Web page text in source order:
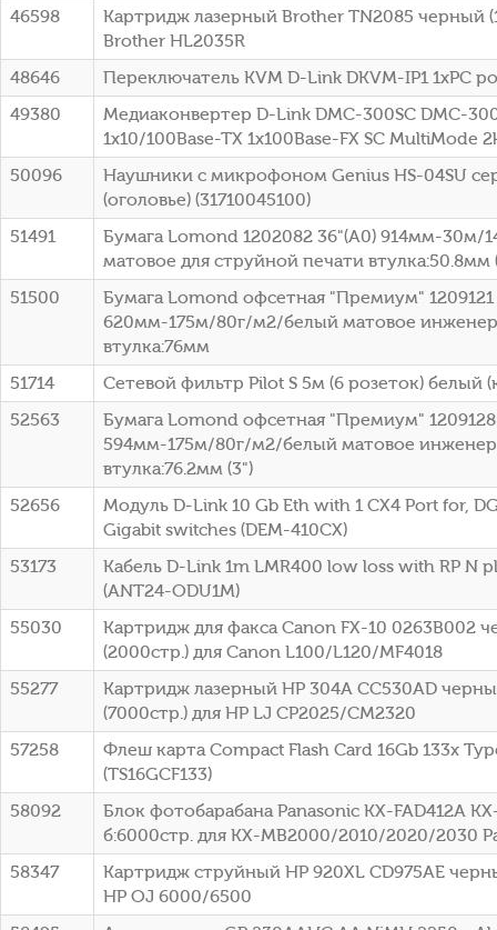
46598
Картридж лазерный Brother TN2085 черный
Brother HL2035R
48646
Переключатель KVM D-Link DKVM-IP1 1xPC
49380
Медиаконвертер D-Link DMC-300SC DMC-
1x10/100Base-TX 1x100Base-FX SC MultiMode
50096
Наушники с микрофоном Genius HS-04SU
(оголовье) (31710045100)
51491
Бумага Lomond 1202082 36"(A0) 914мм-30м/
матовое для струйной печати втулка:50.8мм
51500
Бумага Lomond офсетная "Премиум" 1209121
620мм-175м/80г/м2/белый матовое
втулка:76мм
51714
Сетевой фильтр Pilot S 5м (6 розеток) белый
52563
Бумага Lomond офсетная "Премиум" 1209128
594мм-175м/80г/м2/белый матовое
втулка:76.2мм (3")
52656
Модуль D-Link 10 Gb Eth with 1 CX4 Port for,
Gigabit switches (DEM-410CX)
53173
Кабель D-Link 1m LMR400 low loss with RP N
(ANT24-ODU1M)
55030
Картридж для факса Canon FX-10 0263B002
(2000стр.) для Canon L100/L120/MF4018
55277
Картридж лазерный HP 304A CC530AD
(7000стр.) для HP LJ CP2025/CM2320
57258
Флеш карта Compact Flash Card 16Gb 133x
(TS16GCF133)
58092
Блок фотобарабана Panasonic KX-FAD412A
б:6000стр. для KX-MB2000/2010/2020/2030
58347
Картридж струйный HP 920XL CD975AE
HP OJ 6000/6500